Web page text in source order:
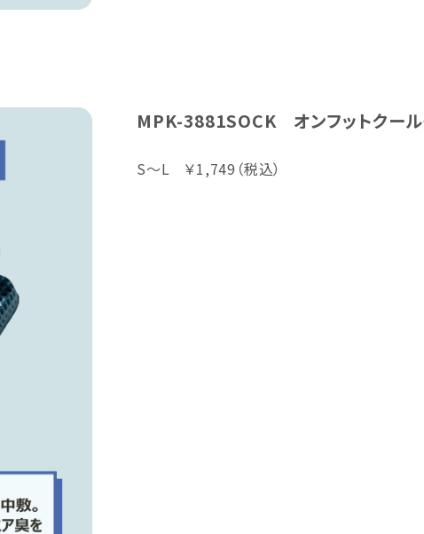
MPK-3881SOCK オンフットクール
S～L ￥1,749（税込）